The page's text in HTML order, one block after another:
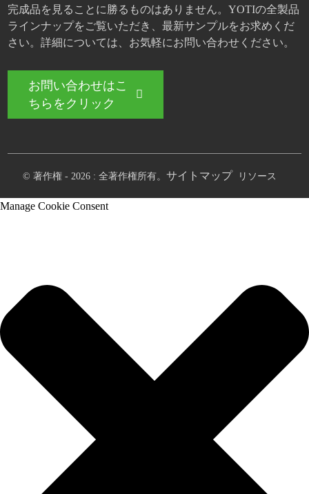
完成品を見ることに勝るものはありません。YOTIの全製品
ラインナップをご覧いただき、最新サンプルをお求めくだ
さい。詳細については、お気軽にお問い合わせください。
お問い合わせはこ
ちらをクリック
© 著作権 - 2026 : 全著作権所有。 サイトマップ リソース
Manage Cookie Consent